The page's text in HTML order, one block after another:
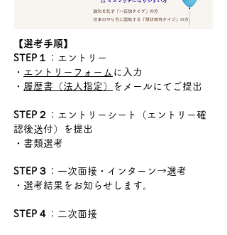
【選考手順】
STEP１
：エントリー
・ エントリーフォーム に入力
・ 履歴書（法人指定） をメールにてご提出
STEP２
：エントリーシート（エントリー確
認後送付）を提出
・書類選考
STEP３ ：一次面接・インターン→選考
・選考結果をお知らせします。
STEP４ ：二次面接